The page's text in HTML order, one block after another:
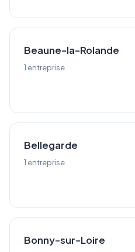
Beaune-la-Rolande
1 entreprise
Bellegarde
1 entreprise
Bonny-sur-Loire